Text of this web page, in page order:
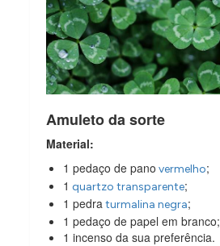
Amuleto da sorte
Material:
1 pedaço de pano vermelho;
1 quartzo transparente;
1 pedra turmalina negra;
1 pedaço de papel em branco;
1 incenso da sua preferência.